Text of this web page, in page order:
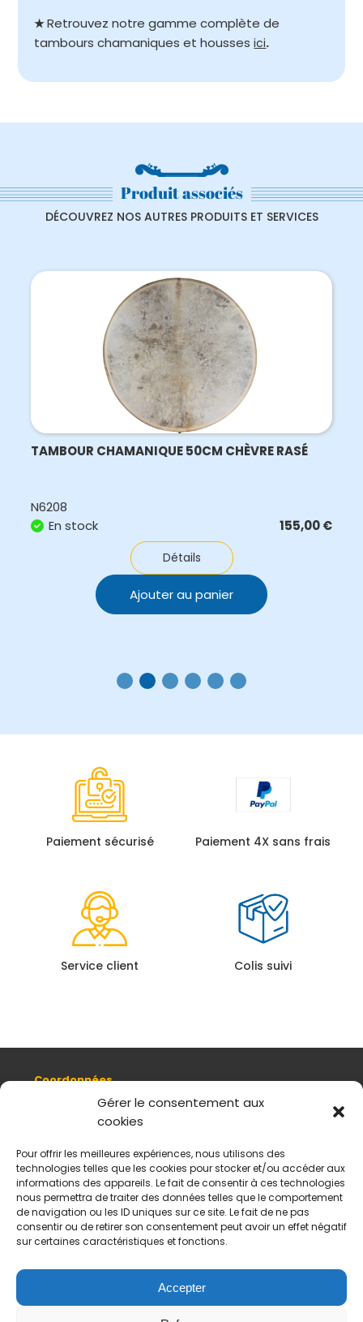
Gérer le consentement aux
cookies
Pour offrir les meilleures expériences, nous utilisons des
technologies telles que les cookies pour stocker et/ou accéder aux
informations des appareils. Le fait de consentir à ces technologies
nous permettra de traiter des données telles que le comportement
de navigation ou les ID uniques sur ce site. Le fait de ne pas
consentir ou de retirer son consentement peut avoir un effet négatif
sur certaines caractéristiques et fonctions.
Accepter
★Retrouvez notre gamme complète de
tambours chamaniques et houssesici.
Produit associés
DÉCOUVREZ NOS AUTRES PRODUITS ET SERVICES
TAMBOUR CHAMANIQUE 50CM CHÈVRE RASÉ
N6208
En stock
155,00€
Détails
Ajouter au panier
Paiement sécurisé Paiement 4X sans frais
Service client Colis suivi
Coordonnées
8, quai Romain Rolland 69005 Lyon
+ 33 (0)4 78 42 55 04
Plan d'accès
Mentions légales
Politique de données personnelles
CGV
Horaires d’ouverture
Du mardi au samedi :
Fermé le dimanche et le lundi